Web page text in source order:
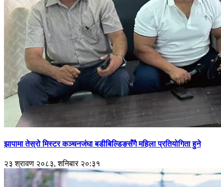
झापामा तेस्रो मिस्टर कञ्चनजंघा बडीबिल्डिङसँगै महिला प्रतियोगिता हुने
२३ श्रावण २०८३, शनिबार २०:३१